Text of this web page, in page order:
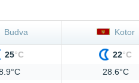
Budva Kotor
25°C 22°C
28.6°C